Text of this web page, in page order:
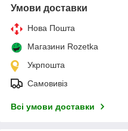
Умови доставки
Нова Пошта
Магазини Rozetka
Укрпошта
Самовивіз
Всі умови доставки